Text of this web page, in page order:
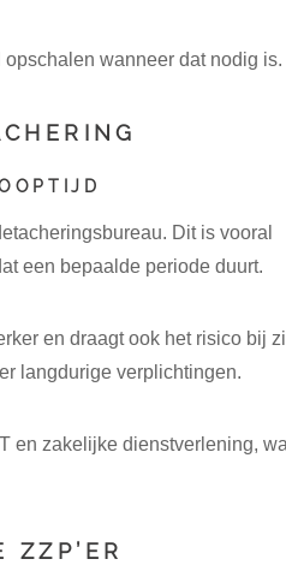
wanneer dat nodig is.
Dit is vooral
een bepaalde periode duurt.
en draagt ook het risico bij
langdurige verplichtingen.
en zakelijke dienstverlening,